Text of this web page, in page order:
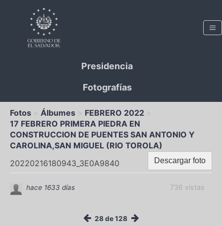
Presidencia
Fotografías
Fotos Álbumes
FEBRERO 2022
17 FEBRERO PRIMERA PIEDRA EN
CONSTRUCCION DE PUENTES SAN ANTONIO Y
CAROLINA,SAN MIGUEL (RIO TOROLA)
Descargar foto
20220216180943_3E0A9840
736 vistas
hace 1633 días
28 de 128